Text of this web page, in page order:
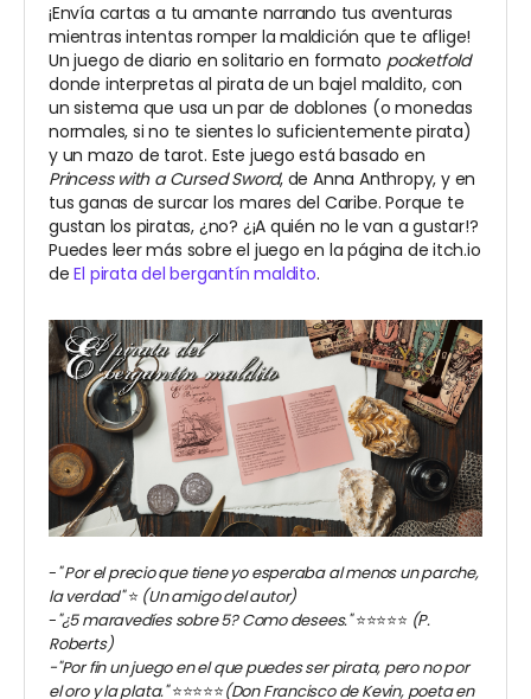
¡Envía cartas a tu amante narrando tus aventuras
mientras intentas romper la maldición que te aflige!
Un juego de diario en solitario en formato pocketfold
donde interpretas al pirata de un bajel maldito, con
un sistema que usa un par de doblones (o monedas
normales, si no te sientes lo suficientemente pirata)
y un mazo de tarot. Este juego está basado en
Princess with a Cursed Sword, de Anna Anthropy, y en
tus ganas de surcar los mares del Caribe. Porque te
gustan los piratas, ¿no? ¿¡A quién no le van a gustar!?
Puedes leer más sobre el juego en la página de itch.io
deEl pirata del bergantín maldito.
-"Por el precio que tiene yo esperaba al menos un parche,
la verdad"⭐️ (Un amigo del autor)
-"¿5 maravedíes sobre 5? Como desees."⭐️⭐️⭐️⭐️⭐️ (P.
Roberts)
-"Por fin un juego en el que puedes ser pirata, pero no por
el oro y la plata."⭐️⭐️⭐️⭐️⭐️(Don Francisco de Kevin, poeta en